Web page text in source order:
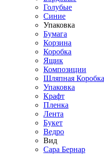
Голубые
Синие
Упаковка
Бумага
Корзина
Коробка
Ящик
Композиции
Шляпная Коробка
Упаковка
Крафт
Пленка
Лента
Букет
Ведро
Вид
Сара Бернар